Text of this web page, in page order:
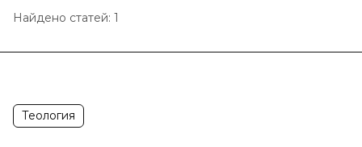
Найдено статей: 1
Теология